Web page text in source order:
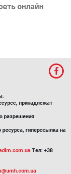
онлайн
принадлежат
разрешения
гиперссылка на
Тел: +38